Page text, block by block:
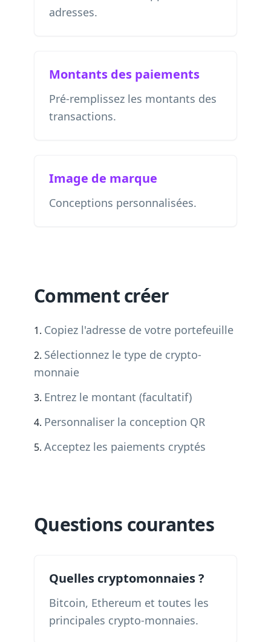
adresses.
Montants des paiements
Pré-remplissez les montants des
transactions.
Image de marque
Conceptions personnalisées.
Comment créer
Copiez l'adresse de votre portefeuille
Sélectionnez le type de crypto-
monnaie
Entrez le montant (facultatif)
Personnaliser la conception QR
Acceptez les paiements cryptés
Questions courantes
Quelles cryptomonnaies ?
Bitcoin, Ethereum et toutes les
principales crypto-monnaies.